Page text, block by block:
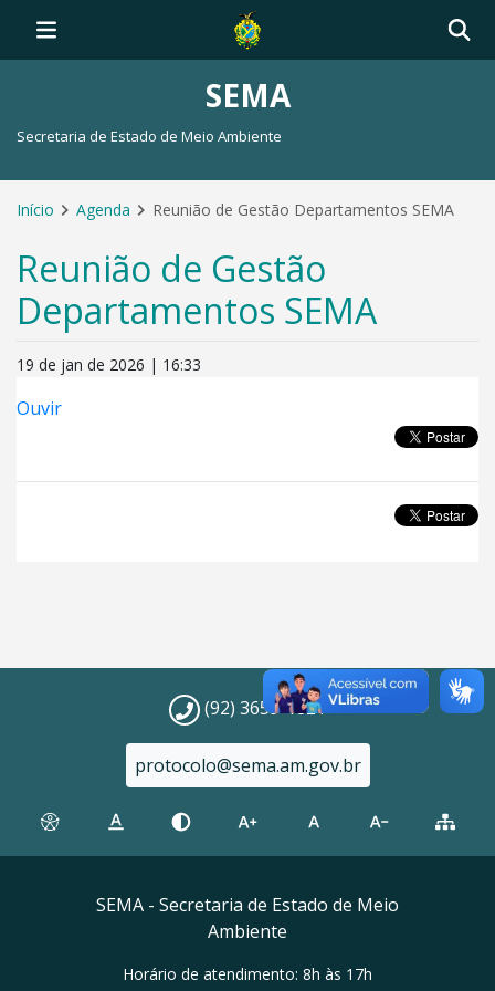
SEMA
Secretaria de Estado de Meio Ambiente
Início Agenda Reunião de Gestão Departamentos SEMA
Reunião de Gestão
Departamentos SEMA
19 de jan de 2026 | 16:33
Ouvir
(92) 3659-1821
protocolo@sema.am.gov.br
SEMA - Secretaria de Estado de Meio
Ambiente
Horário de atendimento: 8h às 17h